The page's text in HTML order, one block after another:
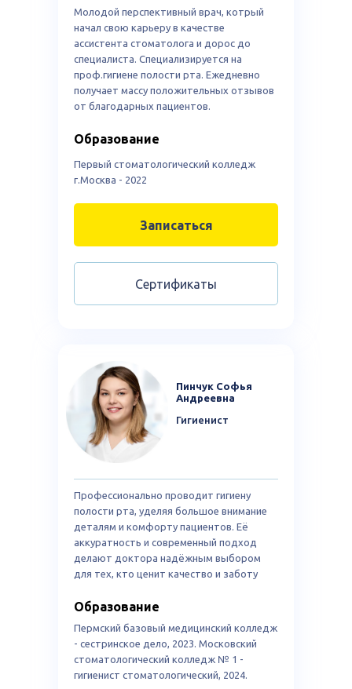
Гигиенист
Пинчук Софья
Андреевна
Профессионально проводит гигиену
полости рта, уделяя большое внимание
деталям и комфорту пациентов. Её
аккуратность и современный подход
делают доктора надёжным выбором
для тех, кто ценит качество и заботу
Образование
Пермский базовый медицинский колледж
- сестринское дело, 2023. Московский
стоматологический колледж № 1 -
гигиенист стоматологический, 2024.
Молодой перспективный врач, котрый
начал свою карьеру в качестве
ассистента стоматолога и дорос до
специалиста. Специализируется на
проф.гигиене полости рта. Ежедневно
получает массу положительных отзывов
от благодарных пациентов.
Записаться
Сертификаты
Образование
Первый стоматологический колледж
г.Москва - 2022
лидеры
народного рейтинга
стоматологий более 7 лет
более 5 лет
Лидеры всех народных премий
Не боимся независимых
рейтингов